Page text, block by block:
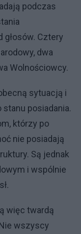
podczas
głosów. Cztery
dwa
Wolnościowcy.
sytuacją i
posiadania.
którzy po
nie posiadają
Są jednak
i wspólnie
więc twardą
wszyscy